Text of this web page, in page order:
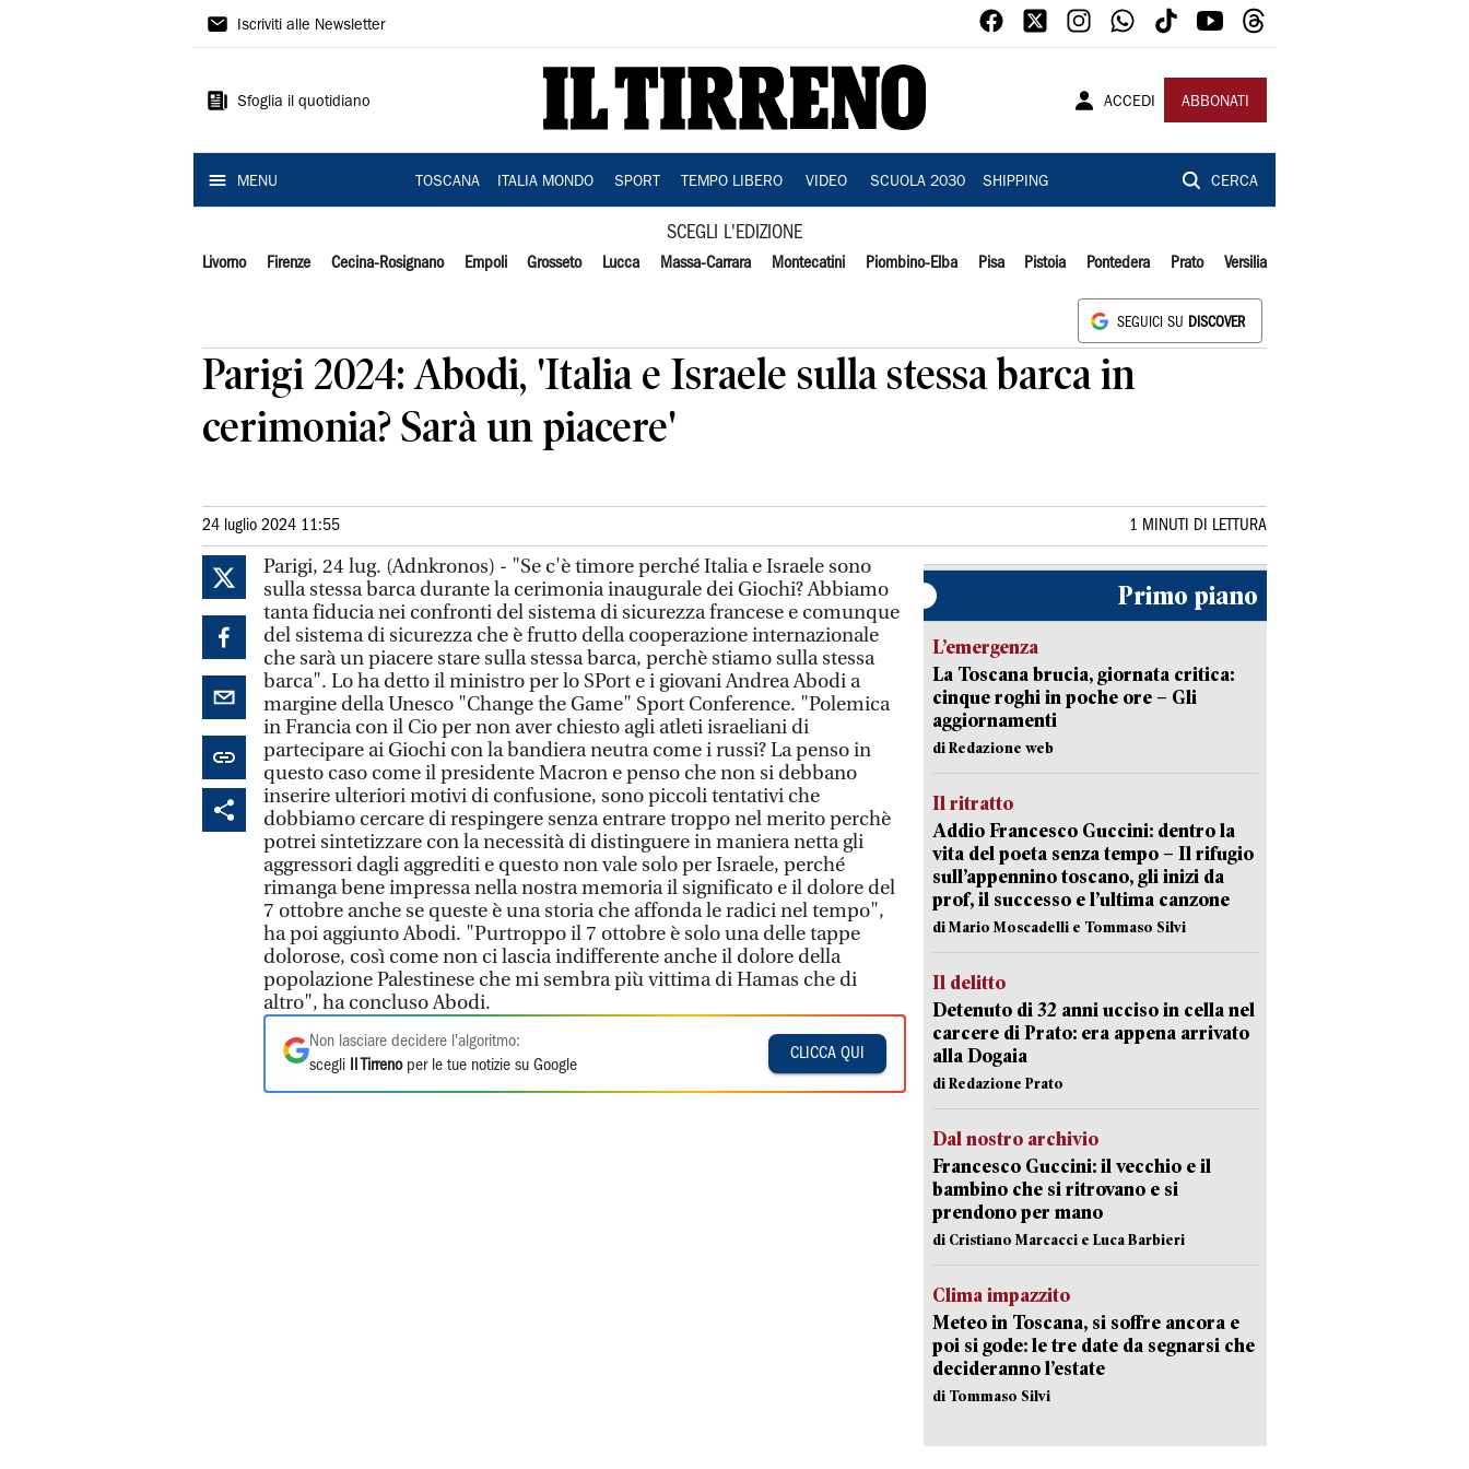
Il
Iscriviti alle Newsletter
Sfoglia il quotidiano ACCEDI ABBONATI
MENU TOSCANA ITALIA MONDO SPORT TEMPO LIBERO VIDEO SCUOLA 2030 SHIPPING CERCA
SCEGLI L'EDIZIONE
Livorno Firenze Cecina-Rosignano Empoli Grosseto Lucca Massa-Carrara Montecatini Piombino-Elba Pisa Pistoia Pontedera Prato Versilia
SEGUICI SU DISCOVER
Parigi 2024: Abodi, 'Italia e Israele sulla stessa barca in
cerimonia? Sarà un piacere'
24 luglio 2024 11:55 1 MINUTI DI LETTURA
Parigi, 24 lug. (Adnkronos) - "Se c'è timore perché Italia e Israele sono
sulla stessa barca durante la cerimonia inaugurale dei Giochi? Abbiamo
tanta fiducia nei confronti del sistema di sicurezza francese e comunque
del sistema di sicurezza che è frutto della cooperazione internazionale
che sarà un piacere stare sulla stessa barca, perchè stiamo sulla stessa
barca". Lo ha detto il ministro per lo SPort e i giovani Andrea Abodi a
margine della Unesco "Change the Game" Sport Conference. "Polemica
in Francia con il Cio per non aver chiesto agli atleti israeliani di
partecipare ai Giochi con la bandiera neutra come i russi? La penso in
questo caso come il presidente Macron e penso che non si debbano
inserire ulteriori motivi di confusione, sono piccoli tentativi che
dobbiamo cercare di respingere senza entrare troppo nel merito perchè
potrei sintetizzare con la necessità di distinguere in maniera netta gli
aggressori dagli aggrediti e questo non vale solo per Israele, perché
rimanga bene impressa nella nostra memoria il significato e il dolore del
7 ottobre anche se queste è una storia che affonda le radici nel tempo",
ha poi aggiunto Abodi. "Purtroppo il 7 ottobre è solo una delle tappe
dolorose, così come non ci lascia indifferente anche il dolore della
popolazione Palestinese che mi sembra più vittima di Hamas che di
altro", ha concluso Abodi.
Non lasciare decidere l'algoritmo:
scegli
Il Tirrenoper le tue notizie su Google
CLICCA QUI
Primo piano
L’emergenza
La Toscana brucia, giornata critica:
cinque roghi in poche ore – Gli
aggiornamenti
di Redazione web
Il ritratto
Addio Francesco Guccini: dentro la
vita del poeta senza tempo – Il rifugio
sull’appennino toscano, gli inizi da
prof, il successo e l’ultima canzone
di Mario Moscadelli e Tommaso Silvi
Il delitto
Detenuto di 32 anni ucciso in cella nel
carcere di Prato: era appena arrivato
alla Dogaia
di Redazione Prato
Dal nostro archivio
Francesco Guccini: il vecchio e il
bambino che si ritrovano e si
prendono per mano
di Cristiano Marcacci e Luca Barbieri
Clima impazzito
Meteo in Toscana, si soffre ancora e
poi si gode: le tre date da segnarsi che
decideranno l’estate
di Tommaso Silvi